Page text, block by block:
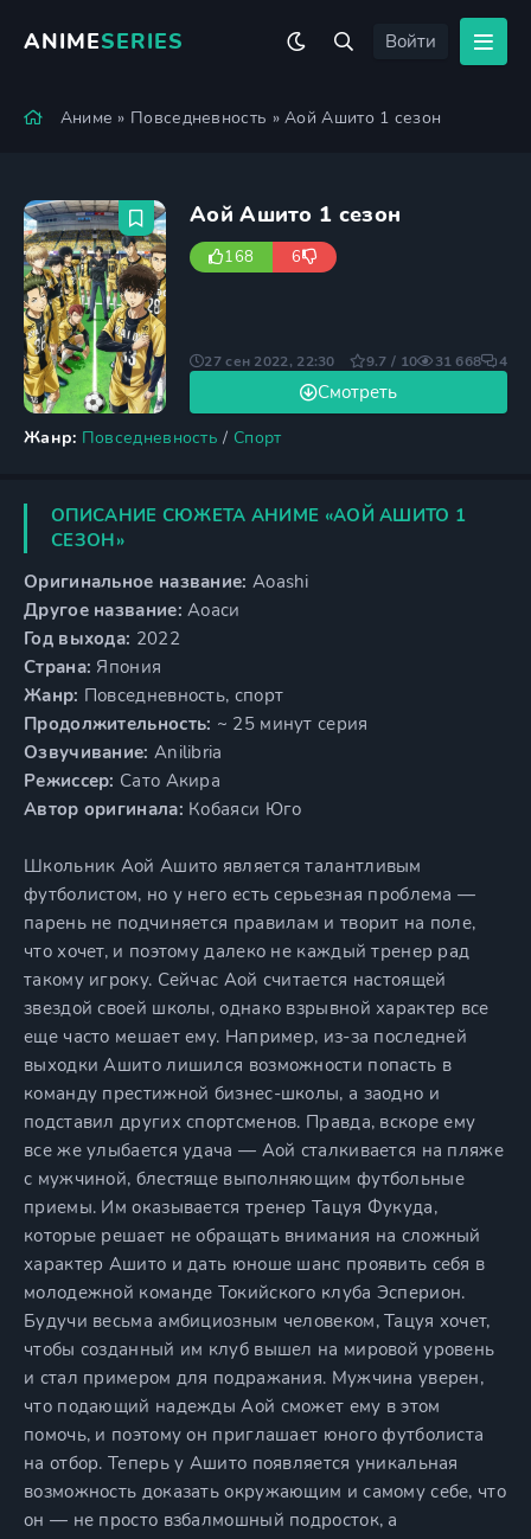
ANIMESERIES Войти
Аниме » Повседневность » Аой Ашито 1 сезон
Аой Ашито 1 сезон
168 6
Жанр: Повседневность / Спорт
Смотреть
27 сен 2022, 22:30 9.7 / 10 31 668 4
ОПИСАНИЕ СЮЖЕТА АНИМЕ «АОЙ АШИТО 1
СЕЗОН»
Оригинальное название: Aoashi
Другое название: Аоаси
Год выхода: 2022
Страна: Япония
Жанр: Повседневность, спорт
Продолжительность: ~ 25 минут серия
Озвучивание: Anilibria
Режиссер: Сато Акира
Автор оригинала: Кобаяси Юго
Школьник Аой Ашито является талантливым
футболистом, но у него есть серьезная проблема —
парень не подчиняется правилам и творит на поле,
что хочет, и поэтому далеко не каждый тренер рад
такому игроку. Сейчас Аой считается настоящей
звездой своей школы, однако взрывной характер все
еще часто мешает ему. Например, из-за последней
выходки Ашито лишился возможности попасть в
команду престижной бизнес-школы, а заодно и
подставил других спортсменов. Правда, вскоре ему
все же улыбается удача — Аой сталкивается на пляже
с мужчиной, блестяще выполняющим футбольные
приемы. Им оказывается тренер Тацуя Фукуда,
которые решает не обращать внимания на сложный
характер Ашито и дать юноше шанс проявить себя в
молодежной команде Токийского клуба Эсперион.
Будучи весьма амбициозным человеком, Тацуя хочет,
чтобы созданный им клуб вышел на мировой уровень
и стал примером для подражания. Мужчина уверен,
что подающий надежды Аой сможет ему в этом
помочь, и поэтому он приглашает юного футболиста
на отбор. Теперь у Ашито появляется уникальная
возможность доказать окружающим и самому себе, что
он — не просто взбалмошный подросток, а